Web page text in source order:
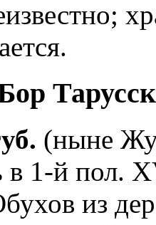
(ныне
в 1-й пол.
из